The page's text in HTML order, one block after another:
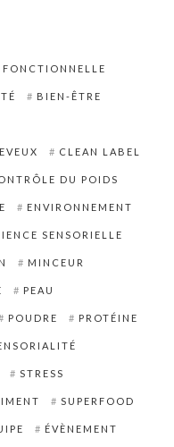
BIEN-ÊTRE
CLEAN LABEL
DU POIDS
ENVIRONNEMENT
SENSORIELLE
MINCEUR
PEAU
POUDRE PROTÉINE
STRESS
SUPERFOOD
ÉVÈNEMENT